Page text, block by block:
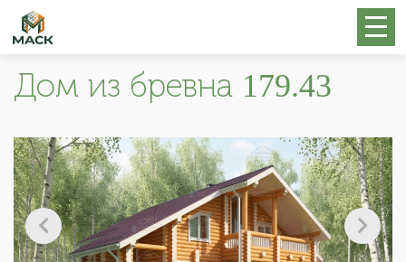
Дом из бревна 179.43